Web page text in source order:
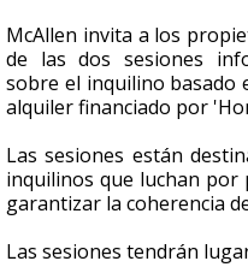
seconds
of
4
minutes,
35
seconds
McAllen invita a los
de las dos sesiones
sobre el inquilino basado
alquiler financiado por
Las sesiones están
inquilinos que luchan
garantizar la coherencia
Las sesiones tendrán